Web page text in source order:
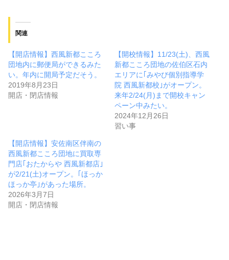
関連
【開店情報】西風新都こころ
団地内に郵便局ができるみた
い。年内に開局予定だそう。
2019年8月23日
開店・閉店情報
【開校情報】11/23(土)、西風
新都こころ団地の佐伯区石内
エリアに｢みやび個別指導学
院 西風新都校｣がオープン。
来年2/24(月)まで開校キャン
ペーン中みたい。
2024年12月26日
習い事
【開店情報】安佐南区伴南の
西風新都こころ団地に買取専
門店｢おたからや 西風新都店｣
が2/21(土)オープン。｢ほっか
ほっか亭｣があった場所。
2026年3月7日
開店・閉店情報